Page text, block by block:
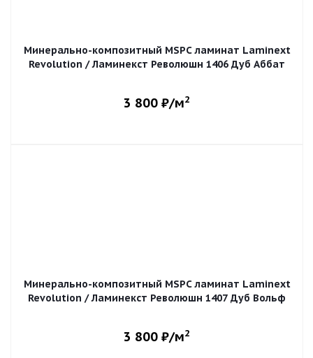
Минерально-композитный MSPC ламинат Laminext
Revolution / Ламинекст Революшн 1406 Дуб Аббат
3 800 ₽/м2
Минерально-композитный MSPC ламинат Laminext
Revolution / Ламинекст Революшн 1407 Дуб Вольф
3 800 ₽/м2